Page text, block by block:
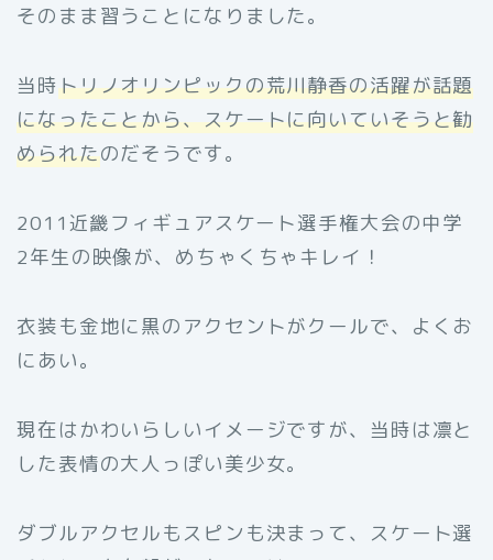
そのまま習うことになりました。
当時トリノオリンピックの荒川静香の活躍が話題
になったことから、スケートに向いていそうと勧
められたのだそうです。
2011近畿フィギュアスケート選手権大会の中学
2年生の映像が、めちゃくちゃキレイ！
衣装も金地に黒のアクセントがクールで、よくお
にあい。
現在はかわいらしいイメージですが、当時は凛と
した表情の大人っぽい美少女。
ダブルアクセルもスピンも決まって、スケート選